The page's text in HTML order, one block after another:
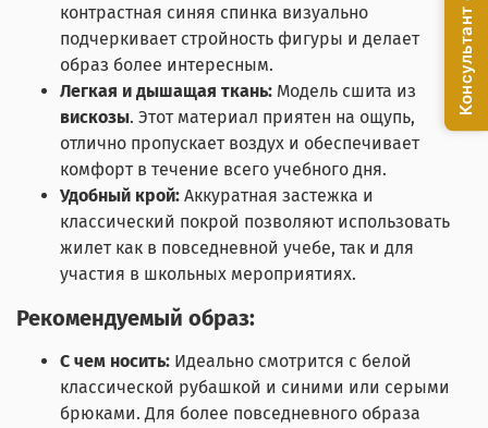
контрастная синяя спинка визуально
подчеркивает стройность фигуры и делает
образ более интересным.
Легкая и дышащая ткань: Модель сшита из
вискозы. Этот материал приятен на ощупь,
отлично пропускает воздух и обеспечивает
комфорт в течение всего учебного дня.
Удобный крой: Аккуратная застежка и
классический покрой позволяют использовать
жилет как в повседневной учебе, так и для
участия в школьных мероприятиях.
Рекомендуемый образ:
С чем носить: Идеально смотрится с белой
классической рубашкой и синими или серыми
брюками. Для более повседневного образа